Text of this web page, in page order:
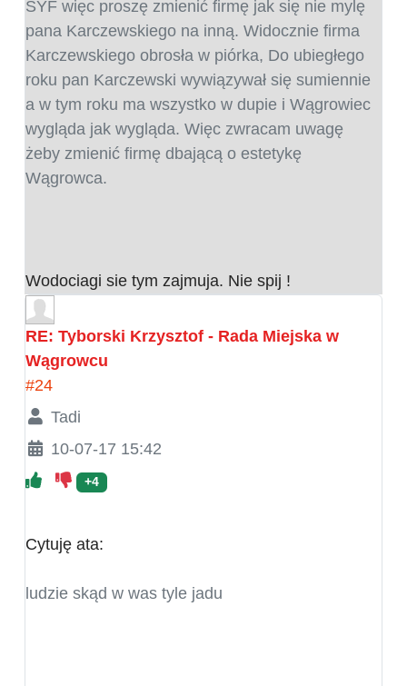
SYF więc proszę zmienić firmę jak się nie mylę
pana Karczewskiego na inną. Widocznie firma
Karczewskiego obrosła w piórka, Do ubiegłego
roku pan Karczewski wywiązywał się sumiennie
a w tym roku ma wszystko w dupie i Wągrowiec
wygląda jak wygląda. Więc zwracam uwagę
żeby zmienić firmę dbającą o estetykę
Wągrowca.
Wodociagi sie tym zajmuja. Nie spij !
RE: Tyborski Krzysztof - Rada Miejska w
Wągrowcu
#24
Tadi
10-07-17 15:42
+4
Cytuję ata:
ludzie skąd w was tyle jadu